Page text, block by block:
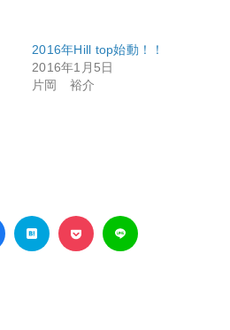
2016年Hill top始動！！
2016年1月5日
片岡 裕介